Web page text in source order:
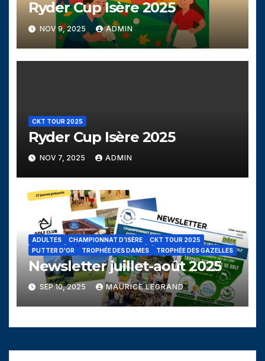
Ryder Cup Isère 2025
NOV 9, 2025 ADMIN
CKT TOUR 2025
Ryder Cup Isère 2025
NOV 7, 2025 ADMIN
ADULTES CHAMPIONNAT D’ISÈRE
CKT TOUR 2025
PUTTER D'OR
TROPHÉE DES DAMES TROPHÉE DES GAZELLES
Newsletter juillet-août 2025
SEP 10, 2025 MAURICE LEGRAND